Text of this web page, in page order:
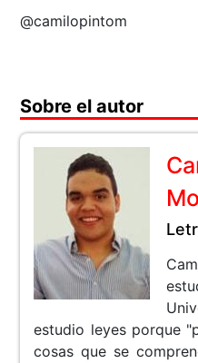
@camilopintom
Sobre el autor
estudio leyes porque
cosas que se